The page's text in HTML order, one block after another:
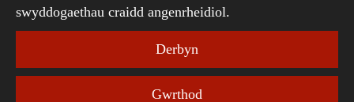
sydd wedi'i gofrestru yng Nghymru a Lloegr.
Rhif cwmni: 242794 | Rhif elusen gofrestredig:
Telerau ac Amodau Gwefan|Cwcis|Cefnogaeth o
Hysbysiad preifatrwydd|
swyddogaethau craidd angenrheidiol.
Derbyn
Gwrthod